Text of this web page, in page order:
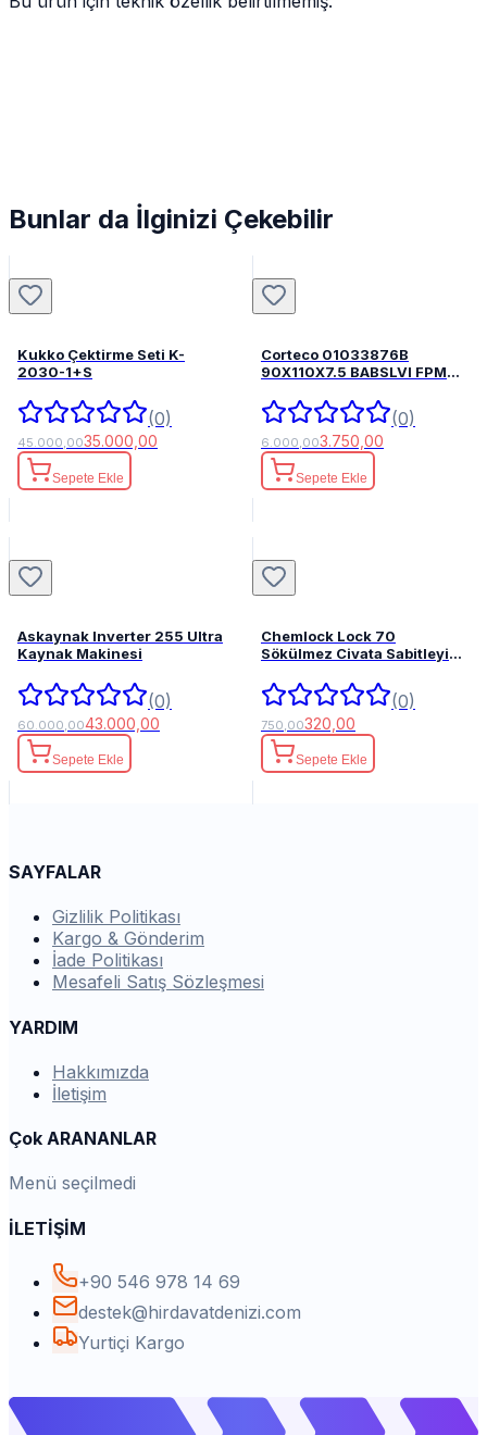
Bunlar da İlginizi Çekebilir
Kukko Çektirme Seti K-
2030-1+S
(0)
45.000,0035.000,00
Sepete Ekle
Corteco 01033876B
90X110X7.5 BABSLVI FPM
(0)
6.000,003.750,00
Sepete Ekle
Askaynak Inverter 255 Ultra
Kaynak Makinesi
(0)
60.000,0043.000,00
Sepete Ekle
Chemlock Lock 70
Sökülmez Civata Sabitleyici
(0)
750,00320,00
Sepete Ekle
SAYFALAR
Gizlilik Politikası
Kargo & Gönderim
İade Politikası
Mesafeli Satış Sözleşmesi
YARDIM
Hakkımızda
İletişim
Çok ARANANLAR
Menü seçilmedi
İLETİŞİM
+90 546 978 14 69
destek@hirdavatdenizi.com
Yurtiçi Kargo